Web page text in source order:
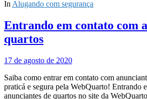
InAlugando com segurança
Entrando em contato com
quartos
17 de agosto de 2020
Saiba como entrar em contato com
praticá e segura pela WebQuarto! Entrando
anunciantes de quartos no site da